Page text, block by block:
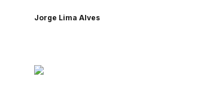
Jorge Lima Alves